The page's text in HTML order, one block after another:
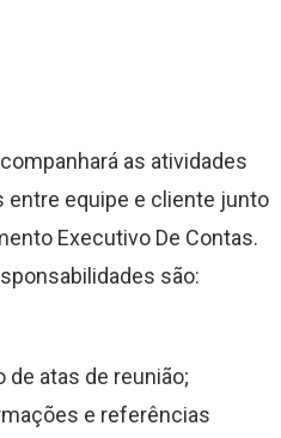
as atividades
entre equipe e cliente junto
Executivo De Contas.
são:
de atas de reunião;
e referências